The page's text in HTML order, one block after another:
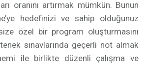
oranını artırmak mümkün. Bunun
hedefinizi ve sahip olduğunuz
özel bir program oluşturmasını
sınavlarında geçerli not almak
ile birlikte düzenli çalışma ve